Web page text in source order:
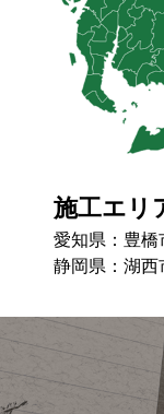
施工エリ
愛知県：豊橋
静岡県：湖⻄